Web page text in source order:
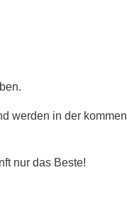
werden in der
nur das Beste!